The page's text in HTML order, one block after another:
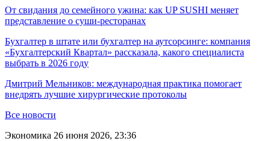
От свидания до семейного ужина: как UP SUSHI меняет
представление о суши-ресторанах
Бухгалтер в штате или бухгалтер на аутсорсинге: компания
«Бухгалтерский Квартал» рассказала, какого специалиста
выбрать в 2026 году
Дмитрий Мельников: международная практика помогает
внедрять лучшие хирургические протоколы
Все новости
Экономика 26 июня 2026, 23:36